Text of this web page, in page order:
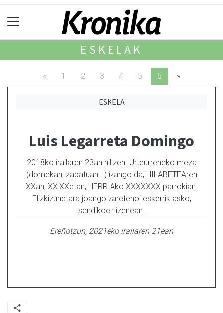
ESKELAK
« 1 2 3 4 5 6 »
ESKELA
Luis Legarreta Domingo
2018ko irailaren 23an hil zen. Urteurreneko meza
(domekan, zapatuan...) izango da, HILABETEAren
XXan, XX:XXetan, HERRIAko XXXXXXX parrokian.
Elizkizunetara joango zaretenoi eskerrik asko,
sendikoen izenean.
Ereñotzun, 2021eko irailaren 21ean